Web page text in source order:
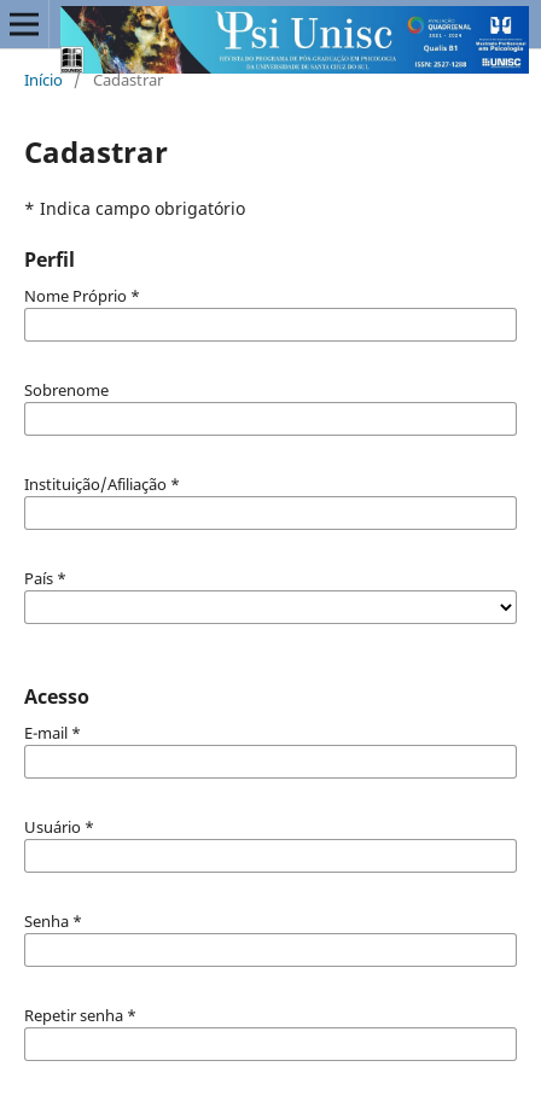
Início / Cadastrar
Cadastrar
* Indica campo obrigatório
Perfil
Nome Próprio *
Sobrenome
Instituição/Afiliação *
País *
Acesso
E-mail *
Usuário *
Senha *
Repetir senha *